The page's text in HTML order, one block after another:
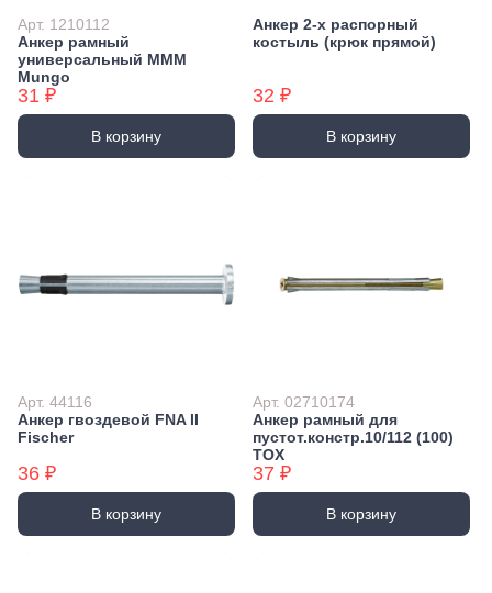
Арт. 1210112
Анкер рамный
универсальный MMM
Mungo
31 ₽
В корзину
Анкер 2-х распорный
костыль (крюк прямой)
32 ₽
В корзину
Арт. 44116
Анкер гвоздевой FNA II
Fischer
36 ₽
В корзину
Арт. 02710174
Анкер рамный для
пустот.констр.10/112 (100)
TOX
37 ₽
В корзину